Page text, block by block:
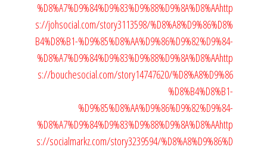
%D8%A7%D9%84%D9%83%D9%88%D9%8A%D8%AAhttp
s://johsocial.com/story3113598/%D8%A8%D9%86%D8%
B4%D8%B1-%D9%85%D8%AA%D9%86%D9%82%D9%84-
%D8%A7%D9%84%D9%83%D9%88%D9%8A%D8%AAhttp
s://bouchesocial.com/story14747620/%D8%A8%D9%86
%D8%B4%D8%B1-
%D9%85%D8%AA%D9%86%D9%82%D9%84-
%D8%A7%D9%84%D9%83%D9%88%D9%8A%D8%AAhttp
s://socialmarkz.com/story3239594/%D8%A8%D9%86%D